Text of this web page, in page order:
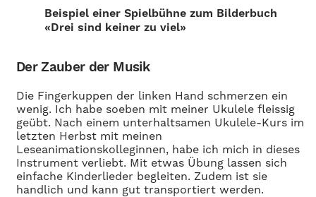
Beispiel einer Spielbühne zum Bilderbuch
«Drei sind keiner zu viel»
Der Zauber der Musik
Die Fingerkuppen der linken Hand schmerzen ein
wenig. Ich habe soeben mit meiner Ukulele fleissig
geübt. Nach einem unterhaltsamen Ukulele-Kurs im
letzten Herbst mit meinen
Leseanimationskolleginnen, habe ich mich in dieses
Instrument verliebt. Mit etwas Übung lassen sich
einfache Kinderlieder begleiten. Zudem ist sie
handlich und kann gut transportiert werden.